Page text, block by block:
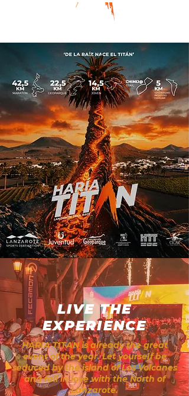
LIVE THE
EXPERIENCE
HARIA TITAN is already the great
event of the year. Let yourself be
seduced by the island of Los Volcanes
and fall in love with the North of
Lanzarote.